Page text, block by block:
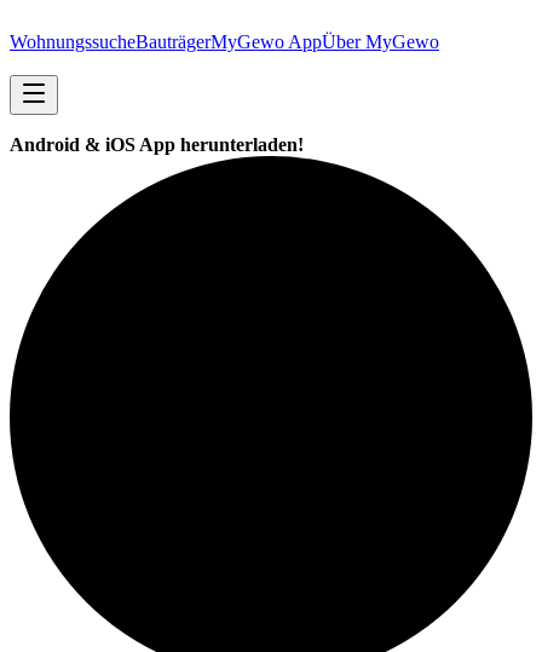
WohnungssucheBauträgerMyGewo AppÜber MyGewo
Android & iOS App herunterladen!